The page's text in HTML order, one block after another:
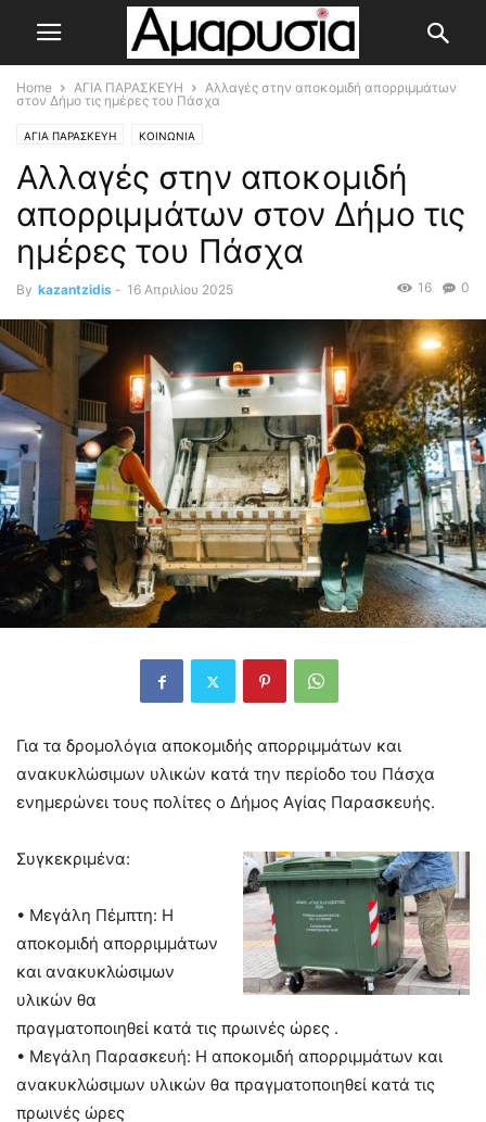
Home ΑΓΙΑ ΠΑΡΑΣΚΕΥΗ
Αλλαγές στην αποκομιδή απορριμμάτων
στον Δήμο τις ημέρες του Πάσχα
ΑΓΙΑ ΠΑΡΑΣΚΕΥΗ ΚΟΙΝΩΝΙΑ
Αλλαγές στην αποκομιδή
απορριμμάτων στον Δήμο τις
ημέρες του Πάσχα
By kazantzidis - 16 Απριλίου 2025 0
16
Για τα δρομολόγια αποκομιδής απορριμμάτων και
ανακυκλώσιμων υλικών κατά την περίοδο του Πάσχα
ενημερώνει τους πολίτες ο Δήμος Αγίας Παρασκευής.
Συγκεκριμένα:
• Μεγάλη Πέμπτη: Η
αποκομιδή απορριμμάτων
και ανακυκλώσιμων
υλικών θα
πραγματοποιηθεί κατά τις πρωινές ώρες .
• Μεγάλη Παρασκευή: Η αποκομιδή απορριμμάτων και
ανακυκλώσιμων υλικών θα πραγματοποιηθεί κατά τις
πρωινές ώρες